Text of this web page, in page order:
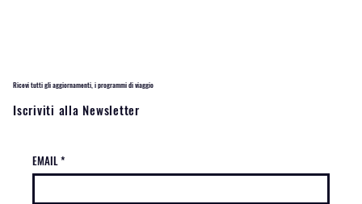
Ricevi tutti gli aggiornamenti, i programmi di viaggio
Iscriviti alla Newsletter
EMAIL *